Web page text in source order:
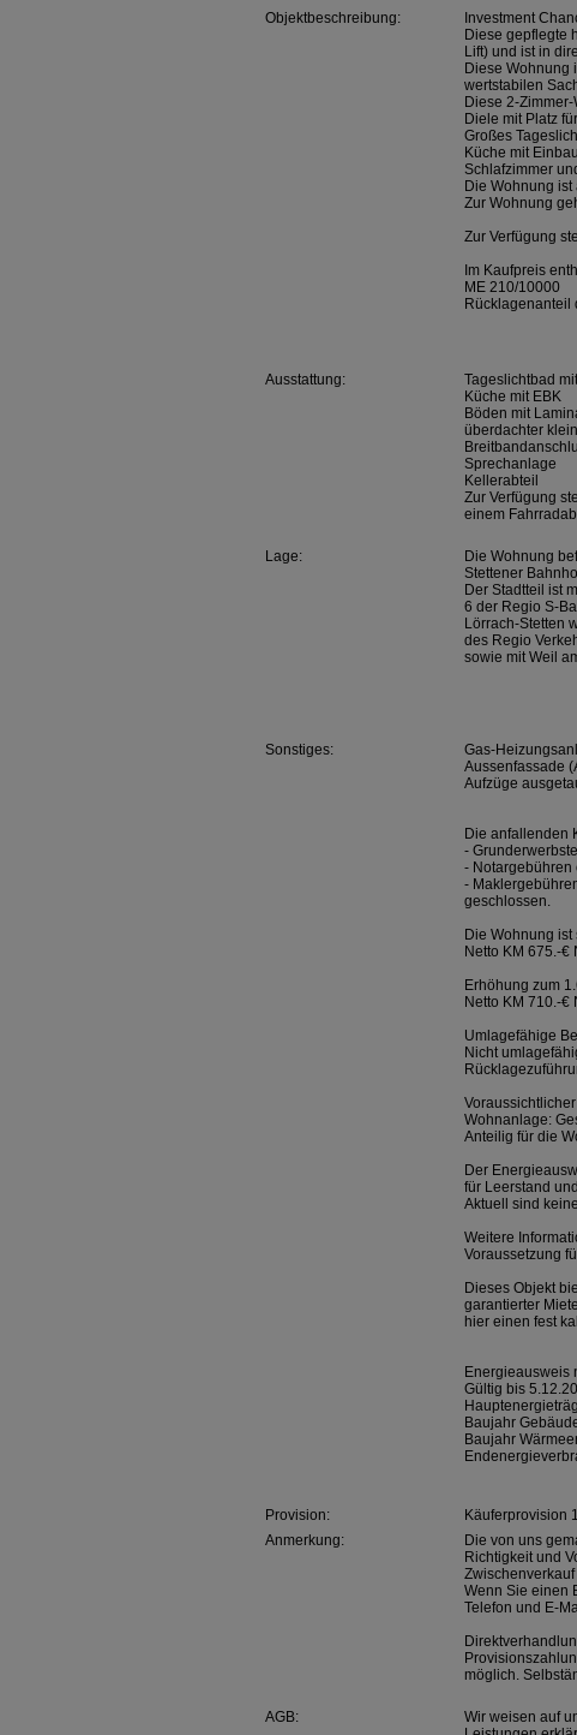
Objektbeschreibung:
Investment
Diese gepflegte
Lift) und ist in
Diese Wohnung
wertstabilen
Diese 2-
Diele mit Platz
Großes
Küche mit
Schlafzimmer
Die Wohnung
Zur Wohnung
Zur Verfügung
Im Kaufpreis
ME 210/10000
Rücklagenanteil
Ausstattung:
Tageslichtbad
Küche mit EBK
Böden mit
überdachter
Sprechanlage
Kellerabteil
Zur Verfügung
einem
Lage:
Die Wohnung
Stettener
Der Stadtteil ist
6 der Regio S-
Lörrach-Stetten
des Regio
sowie mit Weil
Sonstiges:
Gas-
Aussenfassade
Aufzüge
Die anfallenden
-
- Notargebühren
-
geschlossen.
Die Wohnung
Netto KM 675.-€
Erhöhung zum
Netto KM 710.-€
Umlagefähige
Nicht
Wohnanlage:
Anteilig für die
Der
für Leerstand
Aktuell sind
Weitere
Voraussetzung
Dieses Objekt
garantierter
hier einen fest
Energieausweis
Gültig bis
Baujahr
Baujahr
Provision:
Käuferprovision
Anmerkung:
Die von uns
Richtigkeit und
Wenn Sie einen
Telefon und E-
möglich.
AGB:
Wir weisen auf